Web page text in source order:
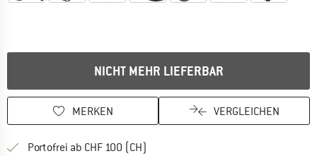
NICHT MEHR LIEFERBAR
MERKEN VERGLEICHEN
Portofrei ab CHF 100 (CH)